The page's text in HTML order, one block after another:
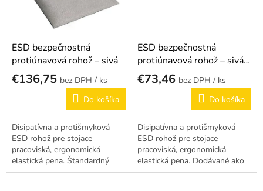
ESD bezpečnostná
protiúnavová rohož – sivá
€136,75
/ ks
Do košíka
Disipatívna a protišmyková
ESD rohož pre stojace
pracoviská, ergonomická
elastická pena. Štandardný
rozmer.
ESD bezpečnostná
protiúnavová rohož – sivá
strihaná
€73,46
/ ks
Do košíka
Disipatívna a protišmyková
ESD rohož pre stojace
pracoviská, ergonomická
elastická pena. Dodávané ako
strihaný formát – strihané na